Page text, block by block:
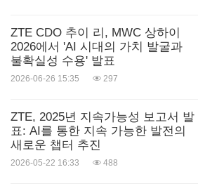
ZTE CDO 추이 리, MWC 상하이
2026에서 'AI 시대의 가치 발굴과
불확실성 수용' 발표
2026-06-26 15:35 297
ZTE, 2025년 지속가능성 보고서 발
표: AI를 통한 지속 가능한 발전의
새로운 챕터 추진
2026-05-22 16:33 488